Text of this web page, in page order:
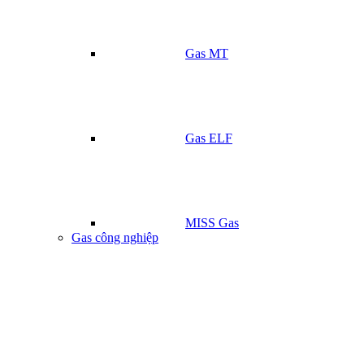
Gas MT
Gas ELF
MISS Gas
Gas công nghiệp